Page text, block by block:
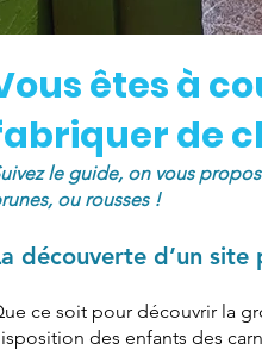
êtes à
de
le guide, on vous
ou rousses !
découverte d’un site
ce soit pour découvrir la
des enfants des